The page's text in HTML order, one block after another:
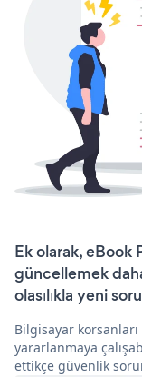
Ek olarak, eBook
güncellemek
olasılıkla yeni
Bilgisayar
yararlanmaya
ettikçe güvenlik